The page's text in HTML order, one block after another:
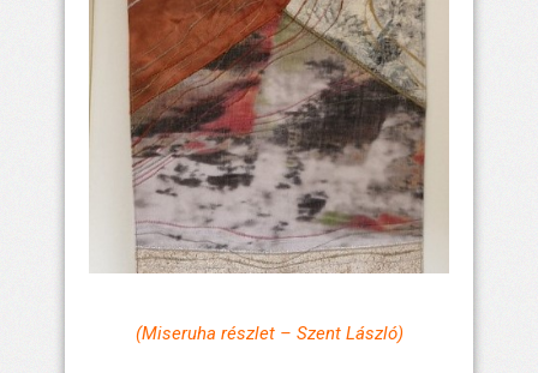
(Miseruha részlet – Szent László)